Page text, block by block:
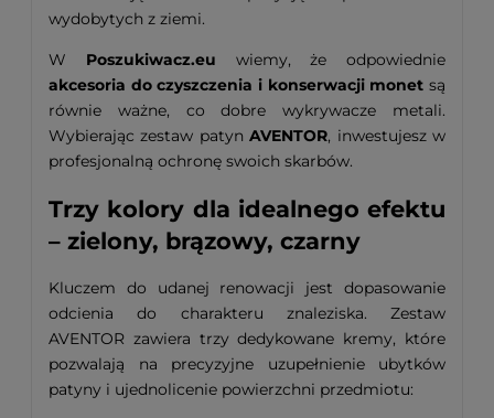
wydobytych z ziemi.
W Poszukiwacz.eu wiemy, że odpowiednie
akcesoria do czyszczenia i konserwacji monet są
równie ważne, co dobre wykrywacze metali.
Wybierając zestaw patynAVENTOR, inwestujesz w
profesjonalną ochronę swoich skarbów.
Trzy kolory dla idealnego efektu
– zielony, brązowy, czarny
Kluczem do udanej renowacji jest dopasowanie
odcienia do charakteru znaleziska. Zestaw
AVENTOR zawiera trzy dedykowane kremy, które
pozwalają na precyzyjne uzupełnienie ubytków
patyny i ujednolicenie powierzchni przedmiotu: